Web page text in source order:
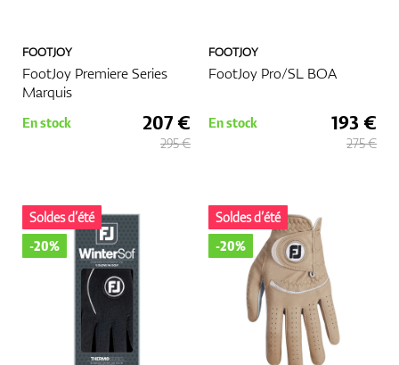
FOOTJOY
FootJoy Premiere Series
Marquis
En stock 207 €
295 €
FOOTJOY
FootJoy Pro/SL BOA
En stock 193 €
275 €
Soldes d’été
-20%
Soldes d’été
-20%